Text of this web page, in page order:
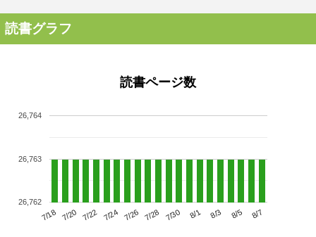
読書グラフ
読書ページ数
7/18 7/20 7/22 7/24 7/26 7/28 7/30 8/1 8/3 8/5 8/7
26,762
26,763
26,764